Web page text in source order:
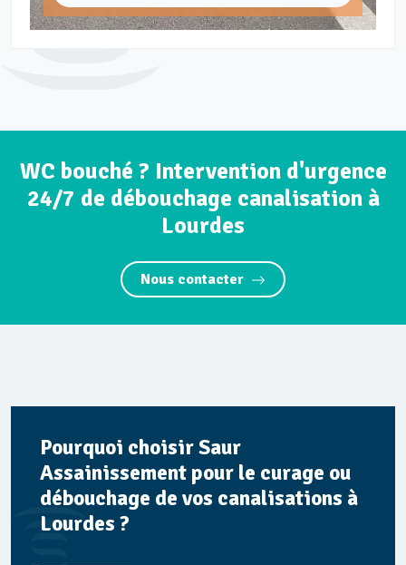
WC bouché ? Intervention d'urgence
24/7 de débouchage canalisation à
Lourdes
Nous contacter
Pourquoi choisir Saur
Assainissement pour le curage ou
débouchage de vos canalisations à
Lourdes ?